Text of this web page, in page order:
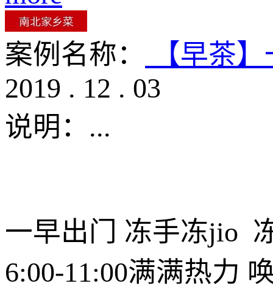
案例名称：
【早茶
2019 . 12 . 03
说明： ...
一早出门 冻手冻jio
6:00-11:00满满热力